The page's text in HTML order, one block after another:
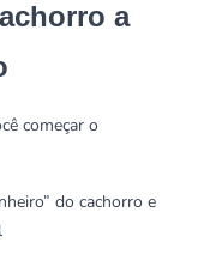
a
começar o
do cachorro e